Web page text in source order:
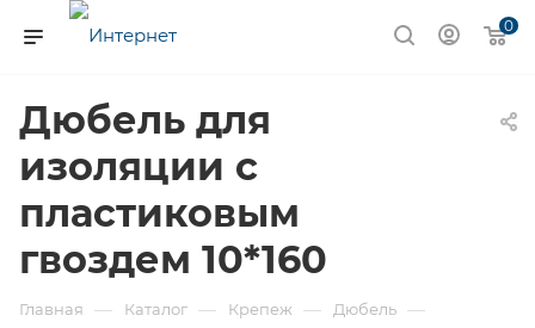
0
Дюбель для
изоляции с
пластиковым
гвоздем 10*160
Главная — Каталог — Крепеж — Дюбель —